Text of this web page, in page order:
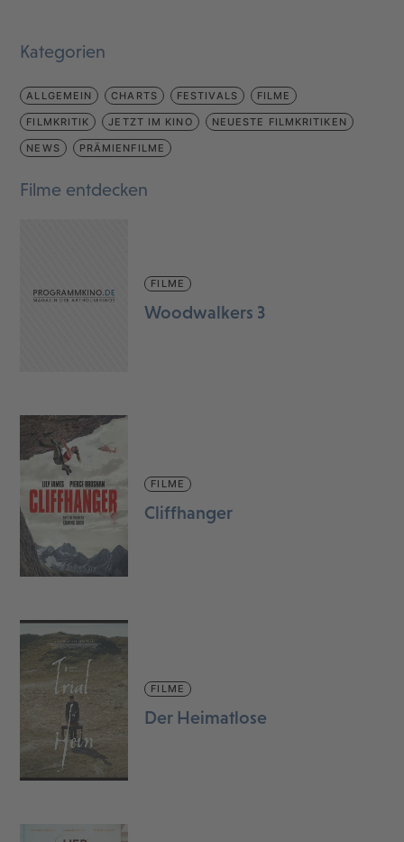
Kategorien
ALLGEMEIN CHARTS FESTIVALS FILME
FILMKRITIK JETZT IM KINO NEUESTE FILMKRITIKEN
NEWS PRÄMIENFILME
Filme entdecken
FILME
Woodwalkers 3
FILME
Cliffhanger
FILME
Der Heimatlose